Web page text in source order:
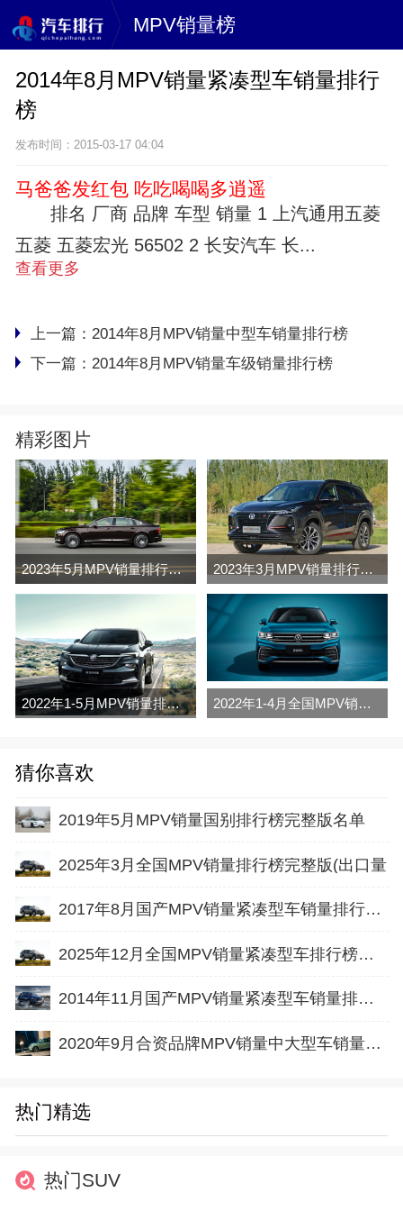
MPV销量榜
2014年8月MPV销量紧凑型车销量排行
榜
发布时间：2015-03-17 04:04
马爸爸发红包 吃吃喝喝多逍遥
排名 厂商 品牌 车型 销量 1 上汽通用五菱
五菱 五菱宏光 56502 2 长安汽车 长...
查看更多
上一篇： 2014年8月MPV销量中型车销量排行榜
下一篇： 2014年8月MPV销量车级销量排行榜
精彩图片
2023年5月MPV销量排行榜完整版名单 2023年3月MPV销量排行榜完整版名单
2022年1-5月MPV销量排行榜 2022年1-4月全国MPV销量排行榜完整版
猜你喜欢
2019年5月MPV销量国别排行榜完整版名单
2025年3月全国MPV销量排行榜完整版(出口量
2017年8月国产MPV销量紧凑型车销量排行榜完整版名单
2025年12月全国MPV销量紧凑型车排行榜完整版(出口量
2014年11月国产MPV销量紧凑型车销量排行榜
2020年9月合资品牌MPV销量中大型车销量排行榜完整版名单
热门精选
热门SUV